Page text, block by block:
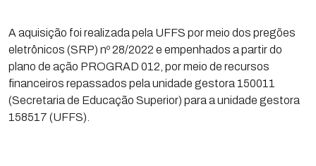
A aquisição foi realizada pela UFFS por meio dos pregões
eletrônicos (SRP) nº 28/2022 e empenhados a partir do
plano de ação PROGRAD 012, por meio de recursos
financeiros repassados pela unidade gestora 150011
(Secretaria de Educação Superior) para a unidade gestora
158517 (UFFS).